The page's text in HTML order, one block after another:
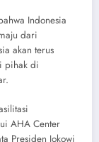
Indonesia
dari
akan terus
pihak di
AHA Center
Presiden Jokowi